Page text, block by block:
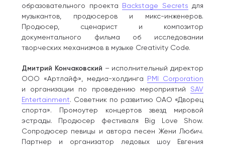
образовательного проекта Backstage Secrets для
музыкантов, продюсеров и микс-инженеров.
Продюсер, сценарист и композитор
документального фильма об исследовании
творческих механизмов в музыке Creativity Code.
Дмитрий Кончаковский – исполнительный директор
ООО «Артлайф», медиа-холдинга PMI Corporation
и организации по проведению мероприятий SAV
Entertainment. Советник по развитию ОАО «Дворец
спорта». Промоутер концертов звезд мировой
эстрады. Продюсер фестиваля Big Love Show.
Сопродюсер певицы и автора песен Жени Любич.
Партнер и организатор ледовых шоу Евгения